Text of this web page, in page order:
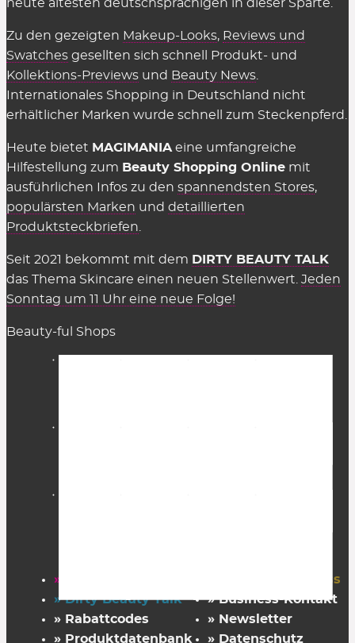
heute ältesten deutschsprachigen in dieser Sparte.
Zu den gezeigten Makeup-Looks, Reviews und
Swatches gesellten sich schnell Produkt- und
Kollektions-Previews und Beauty News
Internationales Shopping in Deutschland nicht
erhältlicher Marken wurde schnell zum Steckenpferd.
Heute bietet MAGIMANIA eine umfangreiche
Hilfestellung zum Beauty Shopping Online mit
ausführlichen Infos zu den spannendsten Stores,
populärsten Marken und detaillierten
Produktsteckbriefen
Seit 2021 bekommt mit dem DIRTY BEAUTY TALK
das Thema Skincare einen neuen Stellenwert. Jeden
Sonntag um 11 Uhr eine neue Folge!
Beauty-ful Shops
» Startseite
» Dirty Beauty Talk
» Rabattcodes
» Produktdatenbank
» FAZ Kaufkompass
» Business-Kontakt
» Newsletter
» Datenschutz